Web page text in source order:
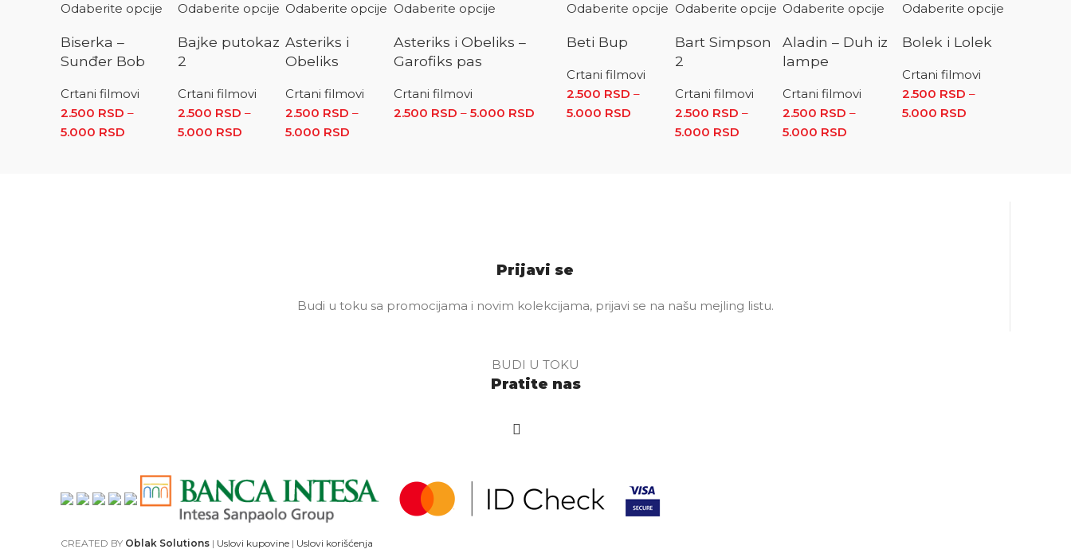
Odaberite opcije
Biserka –
Sunđer Bob
Crtani filmovi
2.500 RSD –
5.000 RSD Raspon cena: od 2.500 RSD do 5.000 RSD
Odaberite opcije
Bajke putokaz
2
Crtani filmovi
2.500 RSD –
5.000 RSD Raspon cena: od 2.500 RSD do 5.000 RSD
Odaberite opcije
Asteriks i
Obeliks
Crtani filmovi
2.500 RSD –
5.000 RSD
Odaberite opcije
Asteriks i Obeliks –
Garofiks pas
Crtani filmovi
2.500 RSD – 5.000 RSD Raspon cena: od 2.500 RSD do 5.000 RSD
Odaberite opcije
Beti Bup
Crtani filmovi
2.500 RSD –
5.000 RSD Raspon cena: od 2.500 RSD do 5.000 RSD
Odaberite opcije
Bart Simpson
2
Crtani filmovi
2.500 RSD –
5.000 RSD Raspon cena: od 2.500 RSD do 5.000 RSD
Odaberite opcije
Aladin – Duh iz
lampe
Crtani filmovi
2.500 RSD –
5.000 RSD
Odaberite opcije
Bolek i Lolek
Crtani filmovi
2.500 RSD –
5.000 RSD
Prijavi se
Budi u toku sa promocijama i novim kolekcijama, prijavi se na našu mejling listu.
BUDI U TOKU
Pratite nas
CREATED BY Oblak Solutions | Uslovi kupovine | Uslovi korišćenja